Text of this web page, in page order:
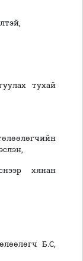
тухай
хянан
Б.С,